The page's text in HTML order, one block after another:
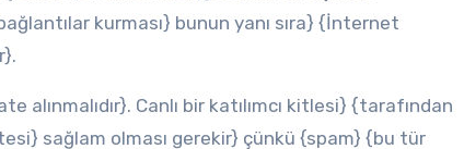
kurması} bunun yanı sıra} {İnternet
alınmalıdır}. Canlı bir katılımcı kitlesi} {tarafından
sağlam olması gerekir} çünkü {spam} {bu tür